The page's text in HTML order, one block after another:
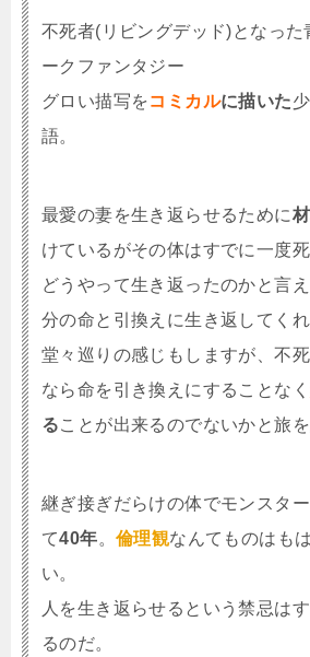
不死者(リビングデッド)となった
ークファンタジー
グロい描写をコミカルに描いた
語。
最愛の妻を生き返らせるために
けているがその体はすでに一度死
どうやって生き返ったのかと言
分の命と引換えに生き返してくれ
堂々巡りの感じもしますが、不
なら命を引き換えにすることなく
ることが出来るのでないかと旅を
継ぎ接ぎだらけの体でモンスタ
て40年。倫理観なんてものはも
い。
人を生き返らせるという禁忌は
るのだ。